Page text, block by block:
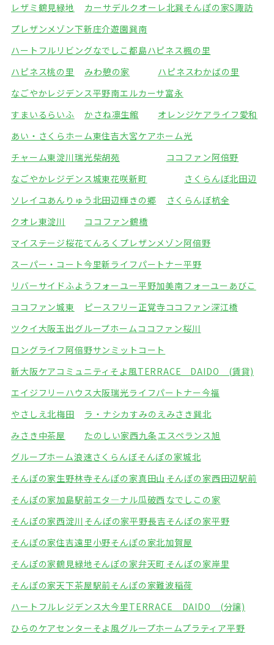
レザミ鶴見緑地
カーサデルクオーレ北巽そんぽの家S諏訪
プレザンメゾン下新庄介遊園巽南
ハートフルリビングなでしこ都島ハピネス楓の里
ハピネス桃の里
みわ憩の家
ハピネスわかばの里
なごやかレジデンス平野南エルカーサ富永
すまいるらいふ
かさね凛生館
オレンジケアライフ愛和
あい・さくらホーム東住吉大宮ケアホーム光
チャーム東淀川瑞光柴胡苑
ココファン阿倍野
なごやかレジデンス城東花咲新町
さくらんぼ北田辺
ソレイユあんりゅう 北田辺輝きの郷
さくらんぼ杭全
クオレ東淀川
ココファン鶴橋
マイステージ桜花てんろく プレザンメゾン阿倍野
スーパー・コート今里新ライフパートナー平野
リバーサイドふよう フォーユー平野加美南フォーユーあびこ
ココファン城東
ピースフリー正覚寺ココファン深江橋
ツクイ大阪玉出グループホームココファン桜川
ロングライフ阿倍野サンミットコート
新大阪ケアコミュニティそよ風TERRACE DAIDO (賃貸)
エイジフリーハウス大阪瑞光ライフパートナー今福
やさしえ北梅田
ラ・ナシカすみのえみさき巽北
みさき中茶屋
たのしい家西九条エスペランス旭
グループホーム浪速さくらんぼそんぽの家城北
そんぽの家生野林寺そんぽの家真田山 そんぽの家西田辺駅前
そんぽの家加島駅前エタ―ナル瓜破西 なでしこの家
そんぽの家西淀川 そんぽの家平野長吉そんぽの家平野
そんぽの家住吉遠里小野そんぽの家北加賀屋
そんぽの家鶴見緑地そんぽの家弁天町 そんぽの家岸里
そんぽの家天下茶屋駅前そんぽの家難波稲荷
ハートフルレジデンス大今里 TERRACE DAIDO (分譲)
ひらのケアセンターそよ風グループホームプラティア平野